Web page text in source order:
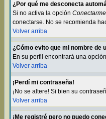
¿Por qué me desconecta
Si no activa la opción
conectarse. No se recomienda
Volver arriba
¿Cómo evito que mi nombre de
En su perfil encontrará una
Volver arriba
¡Perdí mi contraseña!
¡No se altere! Si bien su
Volver arriba
¡Me registré pero no puedo